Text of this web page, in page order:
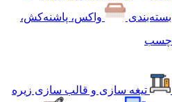
بسته‌بندی
واکس، پاشنه‌کش،
چسب
تیغه سازی و قالب سازی زیره